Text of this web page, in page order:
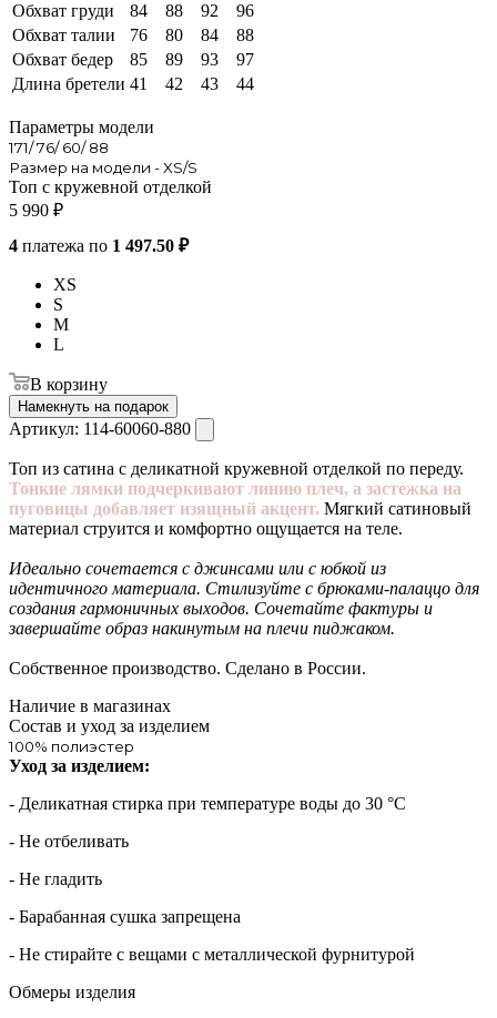
Обхват груди 84 88 92
96
Обхват талии
76 80 84
88
Обхват бедер
85 89 93
97
Длина бретели 41 42 43 44
Параметры модели
171/ 76/ 60/ 88
Размер на модели - XS/S
Топ с кружевной отделкой
5 990 ₽
4 платежа по 1 497.50 ₽
XS
S
M
L
В корзину
Намекнуть на подарок
Артикул: 114-60060-880
Топ из сатина с деликатной кружевной отделкой по переду.
Тонкие лямки подчеркивают линию плеч, а застежка на
пуговицы добавляет изящный акцент. Мягкий сатиновый
материал струится и комфортно ощущается на теле.
Идеально сочетается с джинсами или с юбкой из
идентичного материала. Стилизуйте с брюками-палаццо для
создания гармоничных выходов. Сочетайте фактуры и
завершайте образ накинутым на плечи пиджаком.
Собственное производство. Сделано в России.
Наличие в магазинах
Состав и уход за изделием
100% полиэстер
Уход за изделием:
- Деликатная стирка при температуре воды до 30 °C
- Не отбеливать
- Не гладить
- Барабанная сушка запрещена
- Не стирайте с вещами с металлической фурнитурой
Обмеры изделия